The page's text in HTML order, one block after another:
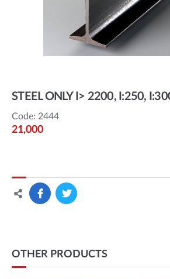
STEEL ONLY I> 2200, I:250,
Code: 2444
21,000
OTHER PRODUCTS